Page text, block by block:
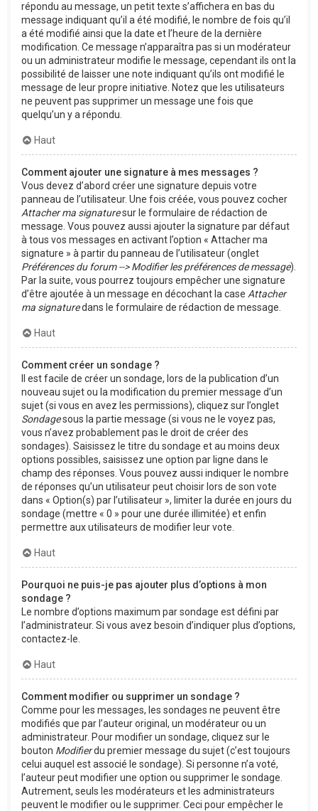
répondu au message, un petit texte s’affichera en bas du
message indiquant qu’il a été modifié, le nombre de fois qu’il
a été modifié ainsi que la date et l’heure de la dernière
modification. Ce message n’apparaîtra pas si un modérateur
ou un administrateur modifie le message, cependant ils ont la
possibilité de laisser une note indiquant qu’ils ont modifié le
message de leur propre initiative. Notez que les utilisateurs
ne peuvent pas supprimer un message une fois que
quelqu’un y a répondu.
Haut
Comment ajouter une signature à mes messages ?
Vous devez d’abord créer une signature depuis votre
panneau de l’utilisateur. Une fois créée, vous pouvez cocher
Attacher ma signaturesur le formulaire de rédaction de
message. Vous pouvez aussi ajouter la signature par défaut
à tous vos messages en activant l’option « Attacher ma
signature » à partir du panneau de l’utilisateur (onglet
Préférences du forum --> Modifier les préférences de message).
Par la suite, vous pourrez toujours empêcher une signature
d’être ajoutée à un message en décochant la case Attacher
ma signaturedans le formulaire de rédaction de message.
Haut
Comment créer un sondage ?
Il est facile de créer un sondage, lors de la publication d’un
nouveau sujet ou la modification du premier message d’un
sujet (si vous en avez les permissions), cliquez sur l’onglet
Sondagesous la partie message (si vous ne le voyez pas,
vous n’avez probablement pas le droit de créer des
sondages). Saisissez le titre du sondage et au moins deux
options possibles, saisissez une option par ligne dans le
champ des réponses. Vous pouvez aussi indiquer le nombre
de réponses qu’un utilisateur peut choisir lors de son vote
dans « Option(s) par l’utilisateur », limiter la durée en jours du
sondage (mettre « 0 » pour une durée illimitée) et enfin
permettre aux utilisateurs de modifier leur vote.
Haut
Pourquoi ne puis-je pas ajouter plus d’options à mon
sondage ?
Le nombre d’options maximum par sondage est défini par
l’administrateur. Si vous avez besoin d’indiquer plus d’options,
contactez-le.
Haut
Comment modifier ou supprimer un sondage ?
Comme pour les messages, les sondages ne peuvent être
modifiés que par l’auteur original, un modérateur ou un
administrateur. Pour modifier un sondage, cliquez sur le
bouton Modifierdu premier message du sujet (c’est toujours
celui auquel est associé le sondage). Si personne n’a voté,
l’auteur peut modifier une option ou supprimer le sondage.
Autrement, seuls les modérateurs et les administrateurs
peuvent le modifier ou le supprimer. Ceci pour empêcher le